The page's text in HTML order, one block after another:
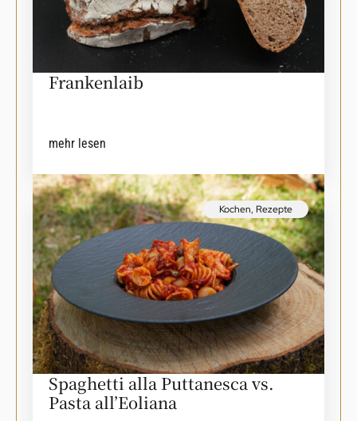
Frankenlaib
mehr lesen
Kochen, Rezepte
Spaghetti alla Puttanesca vs.
Pasta all’Eoliana